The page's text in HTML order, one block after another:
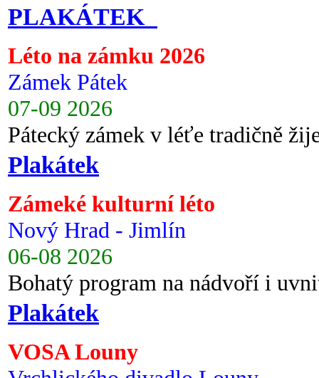
PLAKÁTEK
Léto na zámku 2026
Zámek Pátek
07-09 2026
Pátecký zámek v léťe tradičně
Plakátek
Zámeké kulturní léto
Nový Hrad - Jimlín
06-08 2026
Bohatý program na nádvoří i
Plakátek
VOSA Louny